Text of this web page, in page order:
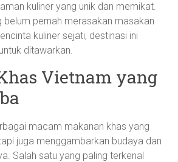
kuliner yang unik dan memikat.
belum pernah merasakan masakan
kuliner sejati, destinasi ini
ditawarkan.
Vietnam yang
macam makanan khas yang
juga menggambarkan budaya dan
Salah satu yang paling terkenal